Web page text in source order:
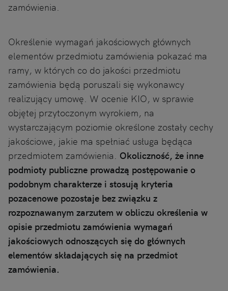
zamówienia.
Określenie wymagań jakościowych głównych
elementów przedmiotu zamówienia pokazać ma
ramy, w których co do jakości przedmiotu
zamówienia będą poruszali się wykonawcy
realizujący umowę. W ocenie KIO, w sprawie
objętej przytoczonym wyrokiem, na
wystarczającym poziomie określone zostały cechy
jakościowe, jakie ma spełniać usługa będąca
przedmiotem zamówienia. Okoliczność, że inne
podmioty publiczne prowadzą postępowanie o
podobnym charakterze i stosują kryteria
pozacenowe pozostaje bez związku z
rozpoznawanym zarzutem w obliczu określenia w
opisie przedmiotu zamówienia wymagań
jakościowych odnoszących się do głównych
elementów składających się na przedmiot
zamówienia.